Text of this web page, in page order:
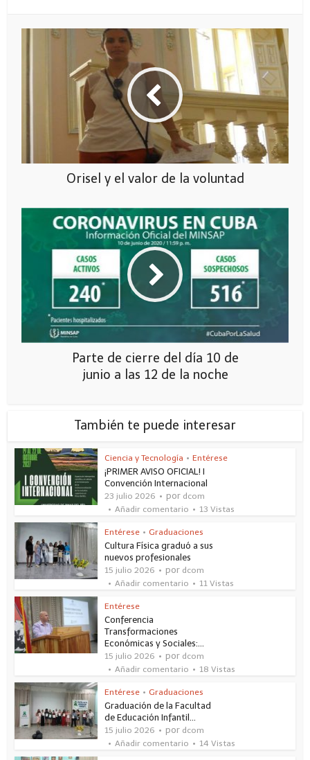
Orisel y el valor de la voluntad
Parte de cierre del día 10 de
junio a las 12 de la noche
También te puede interesar
Ciencia y Tecnología • Entérese
¡PRIMER AVISO OFICIAL! I
Convención Internacional
23 julio 2026 por dcom
Añadir comentario
13 Vistas
Entérese • Graduaciones
Cultura Física graduó a sus
nuevos profesionales
15 julio 2026 por dcom
Añadir comentario
11 Vistas
Entérese
Conferencia
Transformaciones
Económicas y Sociales:...
15 julio 2026 por dcom
Añadir comentario
18 Vistas
Entérese • Graduaciones
Graduación de la Facultad
de Educación Infantil...
15 julio 2026 por dcom
Añadir comentario
14 Vistas